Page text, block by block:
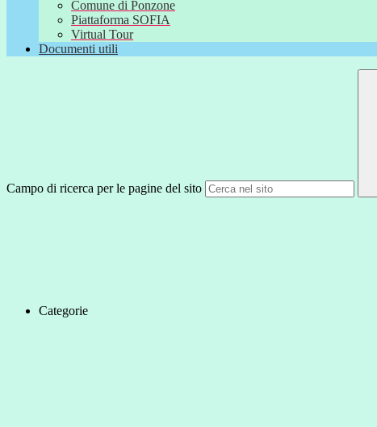
Comune di Ponzone
Piattaforma SOFIA
Virtual Tour
Documenti utili
Campo di ricerca per le pagine del sito
Categorie